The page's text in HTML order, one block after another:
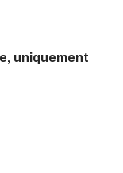
uniquement